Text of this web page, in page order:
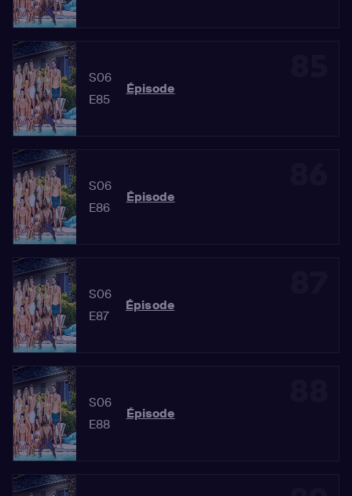
S06
E85
Épisode
S06
E86
Épisode
S06
E87
Épisode
S06
E88
Épisode